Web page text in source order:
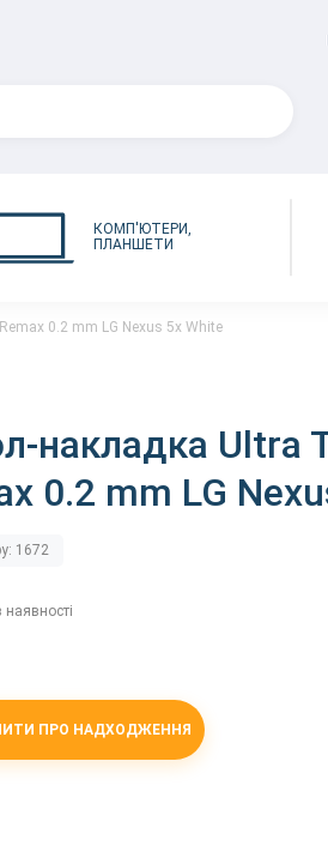
КОМП'ЮТЕРИ,
ПЛАНШЕТИ
0.2 mm LG Nexus 5x White
накладка Ultra
0.2 mm LG
1672
ПРО НАДХОДЖЕННЯ